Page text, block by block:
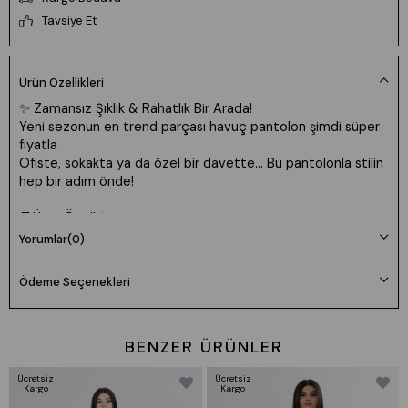
Tavsiye Et
Ürün Özellikleri
✨ Zamansız Şıklık & Rahatlık Bir Arada!
Yeni sezonun en trend parçası havuç pantolon şimdi süper
fiyatla
Ofiste, sokakta ya da özel bir davette... Bu pantolonla stilin
hep bir adım önde!
👖Ürün Özelliği:
Önden pens detaylı, yüksek bel, kısa paça, süs cepli
arada!
📐 Tam kalıptır. Vücut ölçünüze uygun bedeni kolayca
🔸 36 (S): Göğüs 84–89 cm | Bel 64–69 cm | Basen 90–95
Yorumlar(0)
Ödeme Seçenekleri
BENZER ÜRÜNLER
Ücretsiz
Kargo
Ücretsiz
Kargo